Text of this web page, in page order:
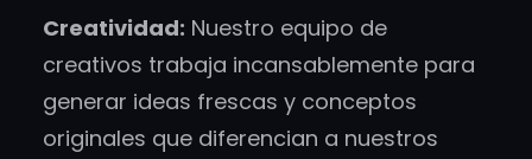
Creatividad: Nuestro equipo de
creativos trabaja incansablemente para
generar ideas frescas y conceptos
originales que diferencian a nuestros